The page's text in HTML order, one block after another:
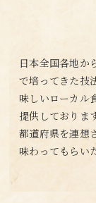
日本全国各地か
で培ってきた技
味しいローカル
提供しております
都道府県を連想
味わってもらい